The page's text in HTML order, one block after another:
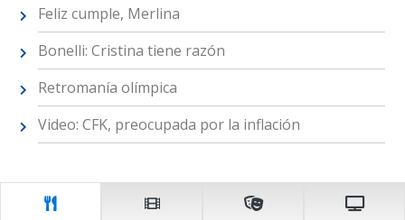
Feliz cumple, Merlina
Bonelli: Cristina tiene razón
Retromanía olímpica
Video: CFK, preocupada por la inflación